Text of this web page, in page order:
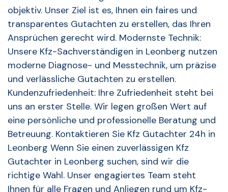
objektiv. Unser Ziel ist es, Ihnen ein faires und
transparentes Gutachten zu erstellen, das Ihren
Ansprüchen gerecht wird. Modernste Technik:
Unsere Kfz-Sachverständigen in Leonberg nutzen
moderne Diagnose- und Messtechnik, um präzise
und verlässliche Gutachten zu erstellen.
Kundenzufriedenheit: Ihre Zufriedenheit steht bei
uns an erster Stelle. Wir legen großen Wert auf
eine persönliche und professionelle Beratung und
Betreuung. Kontaktieren Sie Kfz Gutachter 24h in
Leonberg Wenn Sie einen zuverlässigen Kfz
Gutachter in Leonberg suchen, sind wir die
richtige Wahl. Unser engagiertes Team steht
Ihnen für alle Fragen und Anliegen rund um Kfz-